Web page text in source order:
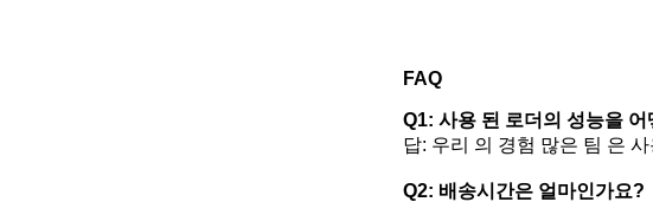
FAQ
Q1: 사용 된 로더의 성능을
답: 우리 의 경험 많은 팀 은
Q2: 배송시간은 얼마인가요?